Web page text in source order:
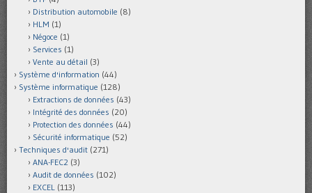
Distribution automobile (8)
HLM (1)
Négoce (1)
Services (1)
Vente au détail (3)
Système d'information (44)
Système informatique (128)
Extractions de données (43)
Intégrité des données (20)
Protection des données (44)
Sécurité informatique (52)
Techniques d'audit (271)
ANA-FEC2 (3)
Audit de données (102)
EXCEL (113)